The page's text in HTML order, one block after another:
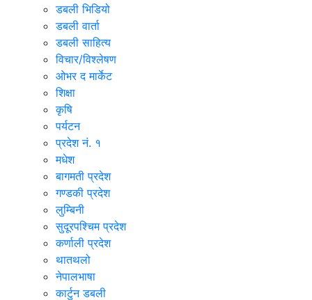
डबली भिडियो
डबली वार्ता
डबली साहित्य
विचार/विश्‍लेषण
ओभर द मार्केट
शिक्षा
कृषि
पर्यटन
प्रदेश नं. १
मधेश
बागमती प्रदेश
गण्डकी प्रदेश
लुम्बिनी
सुदूरपश्चिम प्रदेश
कर्णाली प्रदेश
थातथलो
नेपालभाषा
कार्टुन डबली